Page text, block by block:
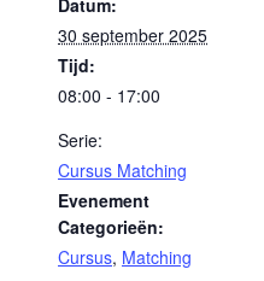
30 september 2025
Tijd:
08:00 - 17:00
Serie:
Cursus Matching
Evenement
Categorieën:
Cursus, Matching